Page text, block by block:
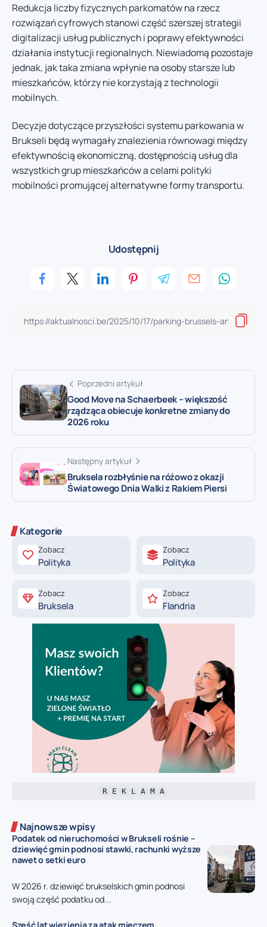
Redukcja liczby fizycznych parkomatów na rzecz
rozwiązań cyfrowych stanowi część szerszej strategii
digitalizacji usług publicznych i poprawy efektywności
działania instytucji regionalnych. Niewiadomą pozostaje
jednak, jak taka zmiana wpłynie na osoby starsze lub
mieszkańców, którzy nie korzystają z technologii
mobilnych.
Decyzje dotyczące przyszłości systemu parkowania w
Brukseli będą wymagały znalezienia równowagi między
efektywnością ekonomiczną, dostępnością usług dla
wszystkich grup mieszkańców a celami polityki
mobilności promującej alternatywne formy transportu.
Udostępnij
Poprzedni artykuł
Good Move na Schaerbeek – większość
rządząca obiecuje konkretne zmiany do
2026 roku
Następny artykuł
Bruksela rozbłyśnie na różowo z okazji
Światowego Dnia Walki z Rakiem Piersi
Kategorie
Zobacz
Polityka
Zobacz
Polityka
Zobacz
Bruksela
Zobacz
Flandria
R E K L A M A
Najnowsze wpisy
Podatek od nieruchomości w Brukseli rośnie –
dziewięć gmin podnosi stawki, rachunki wyższe
nawet o setki euro
W 2026 r. dziewięć brukselskich gmin podnosi
swoją część podatku od...